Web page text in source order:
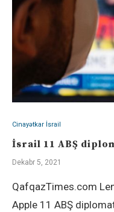
Cinayətkar İsrail
İsrail 11 ABŞ
Dekabr 5, 2021
QafqazTimes.com
Apple 11 ABŞ